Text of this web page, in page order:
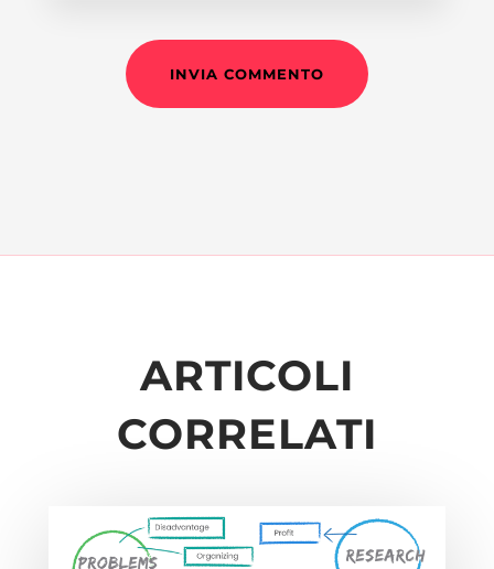
INVIA COMMENTO
ARTICOLI
CORRELATI